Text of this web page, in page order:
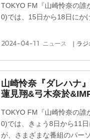
TOKYO FM『山崎怜奈の誰
0)では、15日から18日にか
2024-04-11 ニュース ｜ラジ
山崎怜奈『ダレハナ
蓮見翔&弓木奈於
TOKYO FM『山崎怜奈の誰
0)では、きょう8日から11
が、さまざまな番組のパー